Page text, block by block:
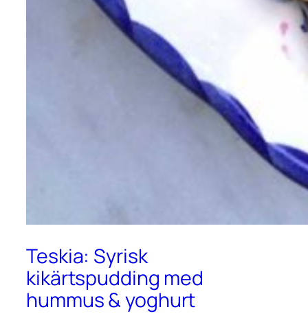
Teskia: Syrisk
kikärtspudding med
hummus & yoghurt